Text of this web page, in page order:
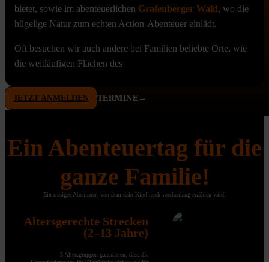
bietet, sowie im abenteuerlichen Grafenberger Wald, wo die
hügelige Natur zum echten Action-Abenteuer einlädt.
Oft besuchen wir auch andere bei Familien beliebte Orte, wie
die weitläufigen Flächen des
JETZT ANMELDEN TERMINE→
Ein Abenteuertag für die
ganze Familie!
Ein riesiges Abenteuer, von dem dein Kind noch wochenlang erzählen wird!
Altersgerechte Strecken
(2–13 Jahre)
5 Altersgruppen garantieren, dass die